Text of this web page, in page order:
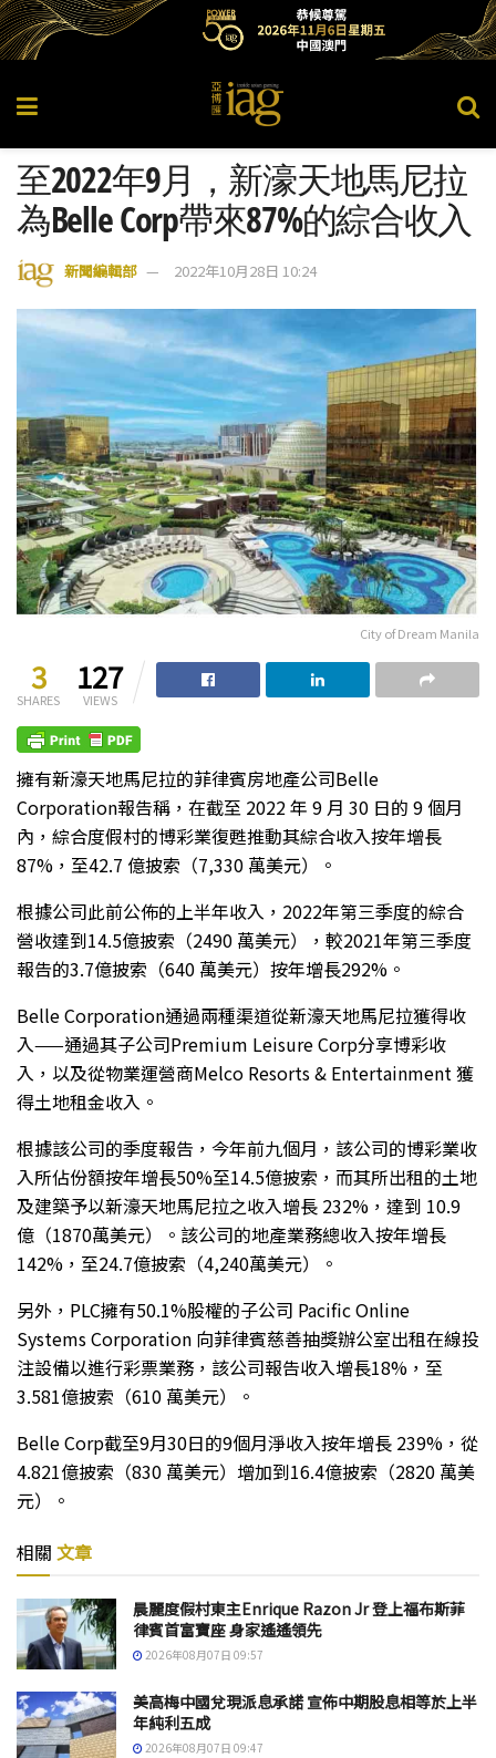
至2022年9月，新濠天地馬尼拉
為Belle Corp帶來87%的綜合收入
新聞編輯部 2022年10月28日 10:24
City of Dream Manila
3
SHARES
127
VIEWS
擁有新濠天地馬尼拉的菲律賓房地產公司Belle
Corporation報告稱，在截至 2022 年 9 月 30 日的 9 個月
內，綜合度假村的博彩業復甦推動其綜合收入按年增長
87%，至42.7 億披索（7,330 萬美元）。
根據公司此前公佈的上半年收入，2022年第三季度的綜合
營收達到14.5億披索（2490 萬美元），較2021年第三季度
報告的3.7億披索（640 萬美元）按年增長292%。
Belle Corporation通過兩種渠道從新濠天地馬尼拉獲得收
入——通過其子公司Premium Leisure Corp分享博彩收
入，以及從物業運營商Melco Resorts & Entertainment 獲
得土地租金收入。
根據該公司的季度報告，今年前九個月，該公司的博彩業收
入所佔份額按年增長50%至14.5億披索，而其所出租的土地
及建築予以新濠天地馬尼拉之收入增長 232%，達到 10.9
億（1870萬美元）。該公司的地產業務總收入按年增長
142%，至24.7億披索（4,240萬美元）。
另外，PLC擁有50.1%股權的子公司 Pacific Online
Systems Corporation 向菲律賓慈善抽獎辦公室出租在線投
注設備以進行彩票業務，該公司報告收入增長18%，至
3.581億披索（610 萬美元）。
Belle Corp截至9月30日的9個月淨收入按年增長 239%，從
4.821億披索（830 萬美元）增加到16.4億披索（2820 萬美
元）。
相關 文章
晨麗度假村東主Enrique Razon Jr 登上福布斯菲
律賓首富寶座 身家遙遙領先
2026年08月07日 09:57
美高梅中國兌現派息承諾 宣佈中期股息相等於上半
年純利五成
2026年08月07日 09:47